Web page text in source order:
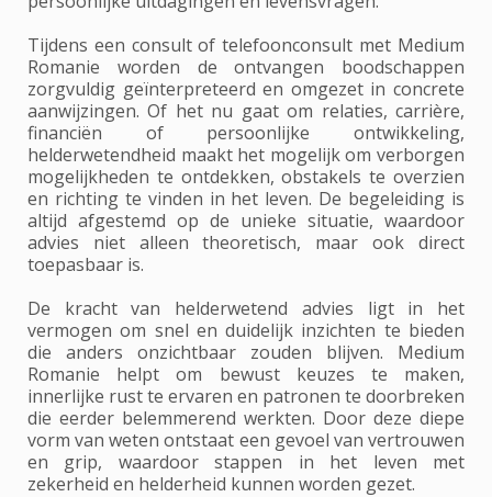
Tijdens een consult of telefoonconsult met Medium
Romanie worden de ontvangen boodschappen
zorgvuldig geïnterpreteerd en omgezet in concrete
aanwijzingen. Of het nu gaat om relaties, carrière,
financiën of persoonlijke ontwikkeling,
helderwetendheid maakt het mogelijk om verborgen
mogelijkheden te ontdekken, obstakels te overzien
en richting te vinden in het leven. De begeleiding is
altijd afgestemd op de unieke situatie, waardoor
advies niet alleen theoretisch, maar ook direct
toepasbaar is.
De kracht van helderwetend advies ligt in het
vermogen om snel en duidelijk inzichten te bieden
die anders onzichtbaar zouden blijven. Medium
Romanie helpt om bewust keuzes te maken,
innerlijke rust te ervaren en patronen te doorbreken
die eerder belemmerend werkten. Door deze diepe
vorm van weten ontstaat een gevoel van vertrouwen
en grip, waardoor stappen in het leven met
zekerheid en helderheid kunnen worden gezet.